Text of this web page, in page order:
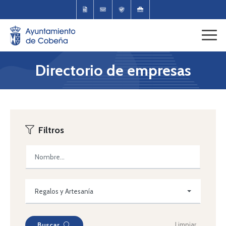
Directorio de empresas
Filtros
Regalos y Artesanía